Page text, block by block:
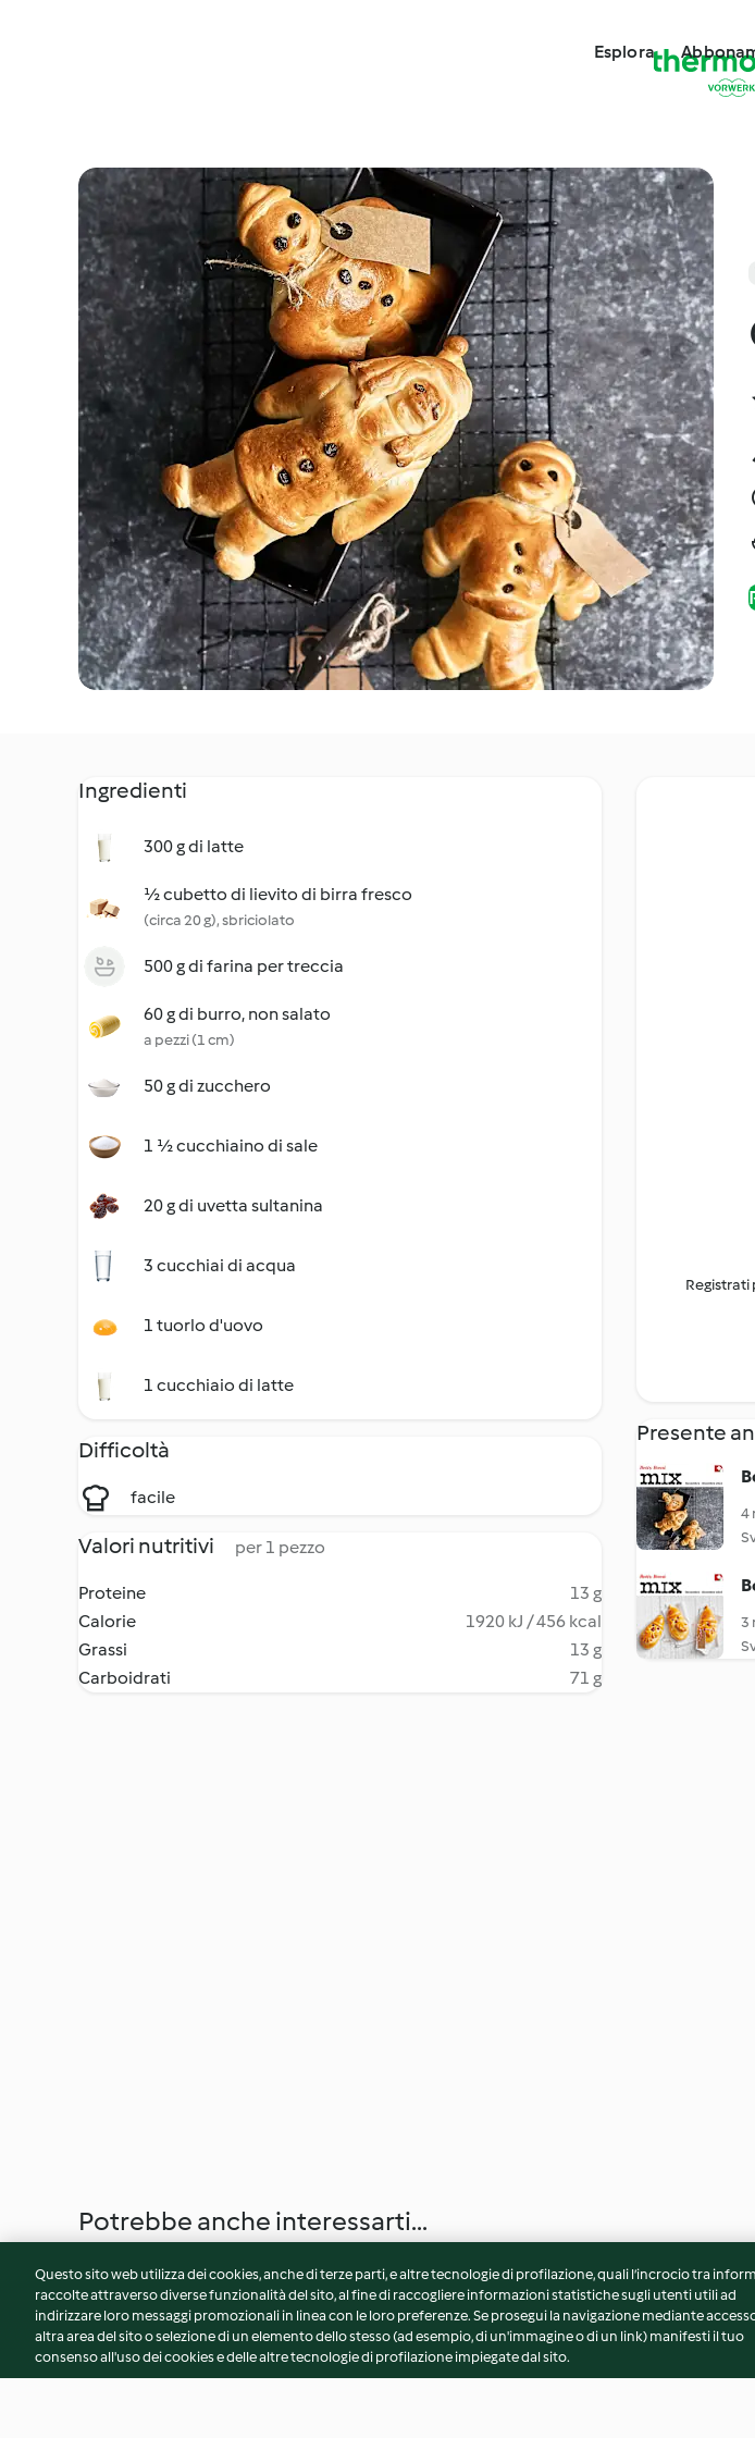
Esplora
Ingredienti
300 g di latte
½ cubetto di lievito di birra fresco
(circa 20 g), sbriciolato
500 g di farina per treccia
60 g di burro, non salato
a pezzi (1 cm)
50 g di zucchero
1 ½ cucchiaino di sale
20 g di uvetta sultanina
3 cucchiai di acqua
1 tuorlo d'uovo
1 cucchiaio di latte
Difficoltà
facile
Valori nutritivi per 1 pezzo
Proteine
13 g
Calorie
1920 kJ / 456 kcal
Grassi
13 g
Carboidrati
71 g
Registrati
Presente
4
3
Potrebbe anche interessarti...
Questo sito web utilizza dei cookies, anche di terze parti, e altre tecnologie di profilazione, quali l’incrocio tra
raccolte attraverso diverse funzionalità del sito, al fine di raccogliere informazioni statistiche sugli utenti utili ad
indirizzare loro messaggi promozionali in linea con le loro preferenze. Se prosegui la navigazione mediante
altra area del sito o selezione di un elemento dello stesso (ad esempio, di un'immagine o di un link) manifesti il tuo
consenso all'uso dei cookies e delle altre tecnologie di profilazione impiegate dal sito.